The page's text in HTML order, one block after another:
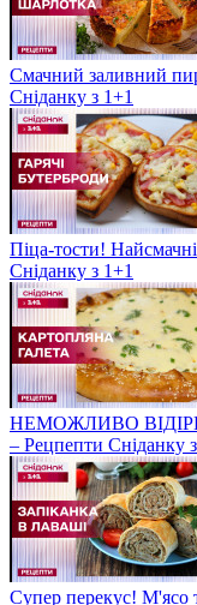
Смачний заливний
Сніданку з 1+1
Піца-тости!
Сніданку з 1+1
НЕМОЖЛИВО
– Рецпепти Сніданку
Супер перекус! М'ясо